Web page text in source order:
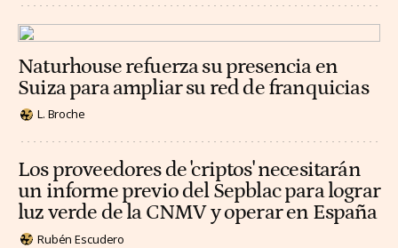
Naturhouse refuerza su presencia en
Suiza para ampliar su red de franquicias
L. Broche
Los proveedores de 'criptos' necesitarán
un informe previo del Sepblac para lograr
luz verde de la CNMV y operar en España
Rubén Escudero